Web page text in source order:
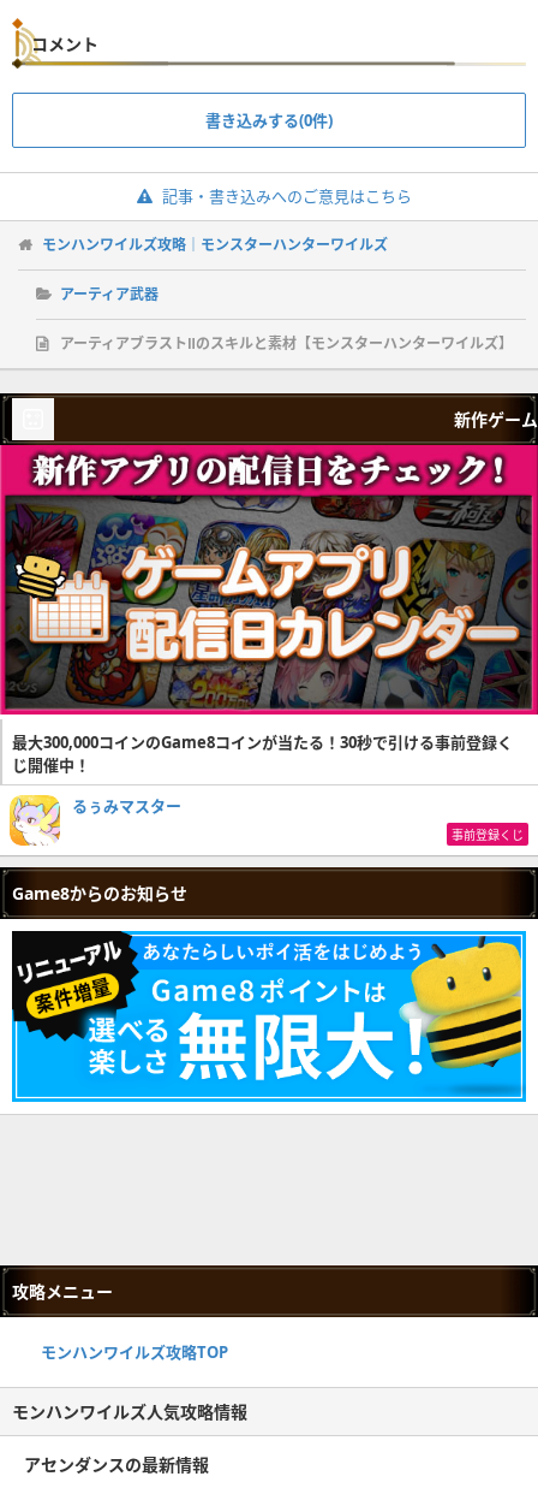
コメント
書き込みする(0件)
記事・書き込みへのご意見はこちら
モンハンワイルズ攻略｜モンスターハンターワイルズ
アーティア武器
アーティアブラストⅡのスキルと素材【モンスターハンターワイルズ】
新作ゲーム
最大300,000コインのGame8コインが当たる！30秒で引ける事前登録く
じ開催中！
るぅみマスター
事前登録くじ
Game8からのお知らせ
攻略メニュー
モンハンワイルズ攻略TOP
モンハンワイルズ人気攻略情報
アセンダンスの最新情報